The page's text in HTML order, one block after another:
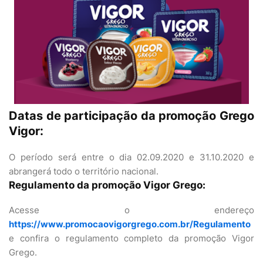
Datas de participação da promoção Grego
Vigor:
O período será entre o dia 02.09.2020 e 31.10.2020 e
abrangerá todo o território nacional.
Regulamento da promoção Vigor Grego:
Acesse o endereço
https://www.promocaovigorgrego.com.br/Regulamento
e confira o regulamento completo da promoção Vigor
Grego.